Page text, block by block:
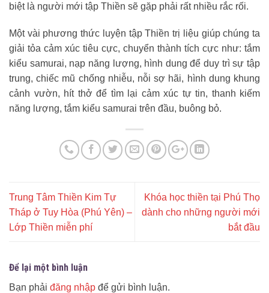
biệt là người mới tập Thiền sẽ gặp phải rất nhiều rắc rối.
Một vài phương thức luyện tập Thiền trị liệu giúp chúng ta
giải tỏa cảm xúc tiêu cực, chuyển thành tích cực như: tắm
kiểu samurai, nạp năng lượng, hình dung để duy trì sự tập
trung, chiếc mũ chống nhiễu, nỗi sợ hãi, hình dung khung
cảnh vườn, hít thở để tìm lại cảm xúc tự tin, thanh kiếm
năng lượng, tắm kiểu samurai trên đầu, buông bỏ.
Trung Tâm Thiền Kim Tự
Tháp ở Tuy Hòa (Phú Yên) –
Lớp Thiền miễn phí
Khóa học thiền tại Phú Thọ
dành cho những người mới
bắt đầu
Để lại một bình luận
Bạn phải đăng nhập để gửi bình luận.